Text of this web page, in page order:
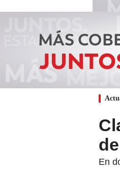
En